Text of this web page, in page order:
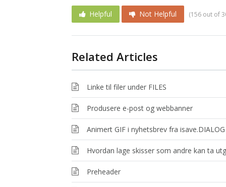
Helpful Not Helpful (156 out of
Related Articles
Linke til filer under FILES
Produsere e-post og webbanner
Animert GIF i nyhetsbrev fra isave.DIALOG
Hvordan lage skisser som andre kan ta
Preheader